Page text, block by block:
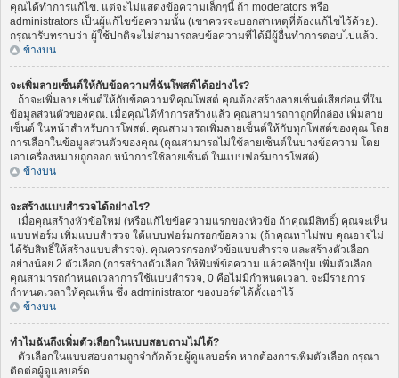
คุณได้ทำการแก้ไข. แต่จะไม่แสดงข้อความเล็กๆนี้ ถ้า moderators หรือ
administrators เป็นผู้แก้ไขข้อความนั้น (เขาควรจะบอกสาเหตุที่ต้องแก้ไขไว้ด้วย).
กรุณารับทราบว่า ผู้ใช้ปกติจะไม่สามารถลบข้อความที่ได้มีผู้อื่นทำการตอบไปแล้ว.
ข้างบน
จะเพิ่มลายเซ็นต์ให้กับข้อความที่ฉันโพสต์ได้อย่างไร?
ถ้าจะเพิ่มลายเซ็นต์ให้กับข้อความที่คุณโพสต์ คุณต้องสร้างลายเซ็นต์เสียก่อน ที่ใน
ข้อมูลส่วนตัวของคุณ. เมื่อคุณได้ทำการสร้างแล้ว คุณสามารถกาถูกที่กล่อง เพิ่มลาย
เซ็นต์ ในหน้าสำหรับการโพสต์. คุณสามารถเพิ่มลายเซ็นต์ให้กับทุกโพสต์ของคุณ โดย
การเลือกในข้อมูลส่วนตัวของคุณ (คุณสามารถไม่ใช้ลายเซ็นต์ในบางข้อความ โดย
เอาเครื่องหมายถูกออก หน้าการใช้ลายเซ็นต์ ในแบบฟอร์มการโพสต์)
ข้างบน
จะสร้างแบบสำรวจได้อย่างไร?
เมื่อคุณสร้างหัวข้อใหม่ (หรือแก้ไขข้อความแรกของหัวข้อ ถ้าคุณมีสิทธิ์) คุณจะเห็น
แบบฟอร์ม เพิ่มแบบสำรวจ ใต้แบบฟอร์มกรอกข้อความ (ถ้าคุณหาไม่พบ คุณอาจไม่
ได้รับสิทธิ์ให้สร้างแบบสำรวจ). คุณควรกรอกหัวข้อแบบสำรวจ และสร้างตัวเลือก
อย่างน้อย 2 ตัวเลือก (การสร้างตัวเลือก ให้พิมพ์ข้อความ แล้วคลิกปุ่ม เพิ่มตัวเลือก.
คุณสามารถกำหนดเวลาการใช้แบบสำรวจ, 0 คือไม่มีกำหนดเวลา. จะมีรายการ
กำหนดเวลาให้คุณเห็น ซึ่ง administrator ของบอร์ดได้ตั้งเอาไว้
ข้างบน
ทำไมฉันถึงเพิ่มตัวเลือกในแบบสอบถามไม่ได้?
ตัวเลือกในแบบสอบถามถูกจำกัดด้วยผู้ดูแลบอร์ด หากต้องการเพิ่มตัวเลือก กรุณา
ติดต่อผู้ดูแลบอร์ด